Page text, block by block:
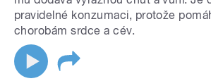
pravidelné konzumaci, protože
chorobám srdce a cév.